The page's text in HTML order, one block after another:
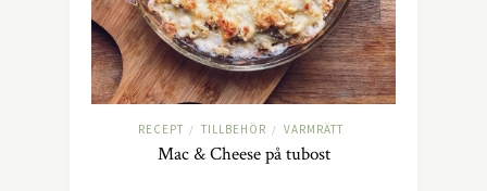
RECEPT / TILLBEHÖR / VARMRÄTT
Mac & Cheese på tubost